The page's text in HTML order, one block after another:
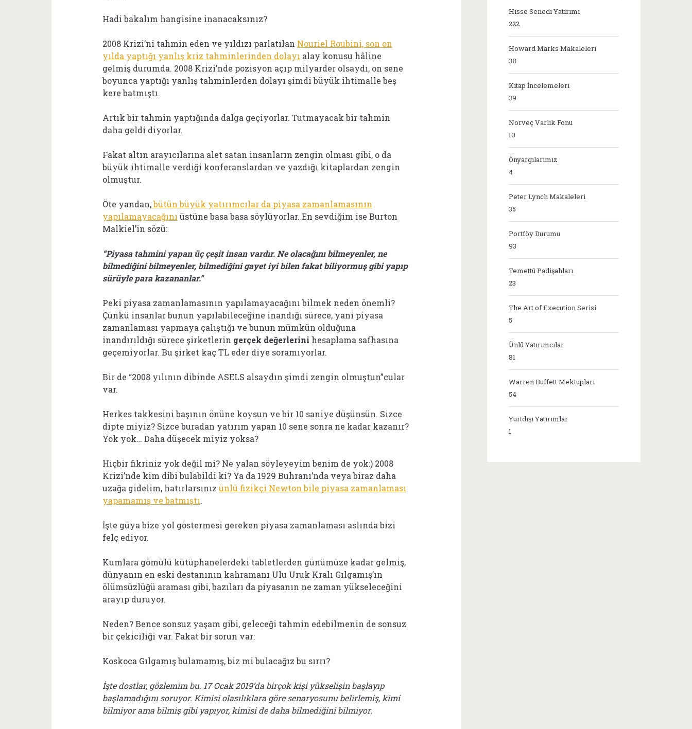
Hadi bakalım hangisine inanacaksınız?
2008 Krizi’ni tahmin eden ve yıldızı parlatılan Nouriel Roubini, son on
yılda yaptığı yanlış kriz tahminlerinden dolayı alay konusu hâline
gelmiş durumda. 2008 Krizi’nde pozisyon açıp milyarder olsaydı, on sene
boyunca yaptığı yanlış tahminlerden dolayı şimdi büyük ihtimalle beş
kere batmıştı.
Artık bir tahmin yaptığında dalga geçiyorlar. Tutmayacak bir tahmin
daha geldi diyorlar.
Fakat altın arayıcılarına alet satan insanların zengin olması gibi, o da
büyük ihtimalle verdiği konferanslardan ve yazdığı kitaplardan zengin
olmuştur.
Öte yandan,bütün büyük yatırımcılar da piyasa zamanlamasının
yapılamayacağını üstüne basa basa söylüyorlar. En sevdiğim ise Burton
Malkiel’in sözü:
“Piyasa tahmini yapan üç çeşit insan vardır. Ne olacağını bilmeyenler, ne
bilmediğini bilmeyenler, bilmediğini gayet iyi bilen fakat biliyormuş gibi yapıp
sürüyle para kazananlar.”
Peki piyasa zamanlamasının yapılamayacağını bilmek neden önemli?
Çünkü insanlar bunun yapılabileceğine inandığı sürece, yani piyasa
zamanlaması yapmaya çalıştığı ve bunun mümkün olduğuna
inandırıldığı sürece şirketlerin gerçek değerlerini hesaplama safhasına
geçemiyorlar. Bu şirket kaç TL eder diye soramıyorlar.
Bir de “2008 yılının dibinde ASELS alsaydın şimdi zengin olmuştun”cular
var.
Herkes takkesini başının önüne koysun ve bir 10 saniye düşünsün. Sizce
dipte miyiz? Sizce buradan yatırım yapan 10 sene sonra ne kadar kazanır?
Yok yok… Daha düşecek miyiz yoksa?
Hiçbir fikriniz yok değil mi? Ne yalan söyleyeyim benim de yok:) 2008
Krizi’nde kim dibi bulabildi ki? Ya da 1929 Buhranı’nda veya biraz daha
uzağa gidelim, hatırlarsınızünlü fizikçi Newton bile piyasa zamanlaması
yapamamış ve batmıştı.
İşte güya bize yol göstermesi gereken piyasa zamanlaması aslında bizi
felç ediyor.
Kumlara gömülü kütüphanelerdeki tabletlerden günümüze kadar gelmiş,
dünyanın en eski destanının kahramanı Ulu Uruk Kralı Gılgamış’ın
ölümsüzlüğü araması gibi, bazıları da piyasanın ne zaman yükseleceğini
arayıp duruyor.
Neden? Bence sonsuz yaşam gibi, geleceği tahmin edebilmenin de sonsuz
bir çekiciliği var. Fakat bir sorun var:
Koskoca Gılgamış bulamamış, biz mi bulacağız bu sırrı?
İşte dostlar, gözlemim bu. 17 Ocak 2019’da birçok kişi yükselişin başlayıp
başlamadığını soruyor. Kimisi olasılıklara göre senaryosunu belirlemiş, kimi
bilmiyor ama bilmiş gibi yapıyor, kimisi de daha bilmediğini bilmiyor.
Hisse Senedi Yatırımı
222
Howard Marks Makaleleri
38
Kitap İncelemeleri
39
Norveç Varlık Fonu
10
Önyargılarımız
4
Peter Lynch Makaleleri
35
Portföy Durumu
93
Temettü Padişahları
23
The Art of Execution Serisi
5
Ünlü Yatırımcılar
81
Warren Buffett Mektupları
54
Yurtdışı Yatırımlar
1